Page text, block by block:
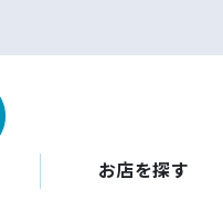
お店を探す